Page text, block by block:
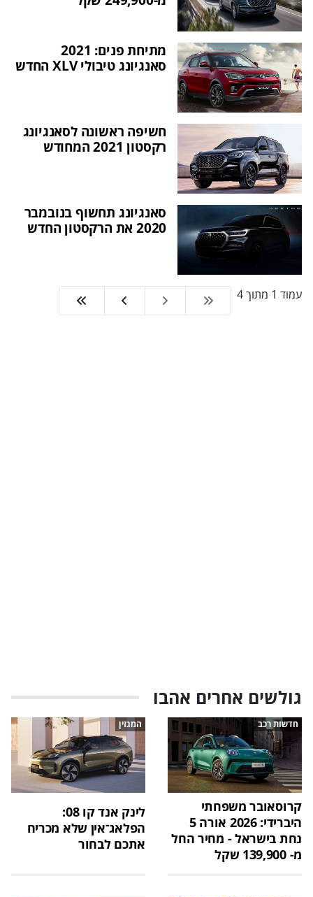
מתיחת פנים: 2021
סאנגיונג טיבולי XLV החדש
חשיפה ראשונה לסאנגיונג
רקסטון 2021 המחודש
סאנגיונג תחשוף בנובמבר
2020 את הרקסטון החדש
עמוד 1 מתוך 4
גולשים אחרים אהבו
חדשות רכב
קרוסאובר משפחתי
היברידי: 2026 אורה 5
נחת בישראל - מחיר החל
מ- 139,900 שקל
המגזין
לינק אנד קו 08:
הפלאג־אין שלא מכריח
אתכם לבחור